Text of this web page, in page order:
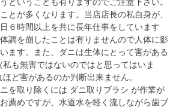
ということも有りますのでご注意下さい。
とが多くなります。当店店長の私自身が、
６時間以上を共に長年仕事をしています
調を崩したことは有りませんので人体に影
ます。また、ダニは生体にとって害がある
私も無害ではないのではと思ってはいま
ど害があるのか判断出来ません。
を取り除くには ダニ取りブラシ が作業が
薦めですが、水道水を軽く流しながら歯ブ